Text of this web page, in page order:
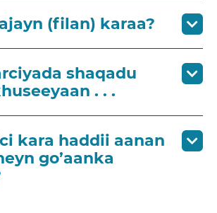
(filan) karaa?
shaqadu
. . .
kara haddii aanan
go’aanka